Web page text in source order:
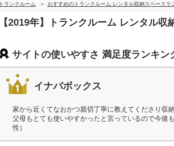
トランクルーム おすすめのトランクルーム レンタル収納スペースラ
【2019年】トランクルーム レンタル
サイトの使いやすさ 満足度ランキン
イナバボックス
家から近くてなおかつ親切丁寧に教えてくださり収
父母もとても使いやすかったと言っているので今後
性）